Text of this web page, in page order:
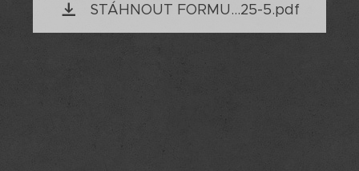
STÁHNOUT FORMU...25-5.pdf